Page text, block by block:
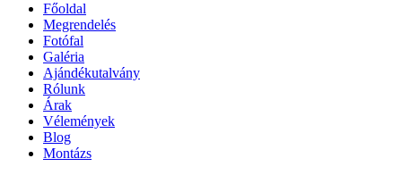
Főoldal
Megrendelés
Fotófal
Galéria
Ajándékutalvány
Rólunk
Árak
Vélemények
Blog
Montázs